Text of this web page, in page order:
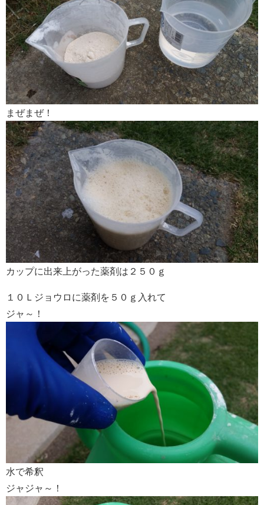
まぜまぜ！
カップに出来上がった薬剤は２５０ｇ
１０Ｌジョウロに薬剤を５０ｇ入れて
ジャ～！
水で希釈
ジャジャ～！